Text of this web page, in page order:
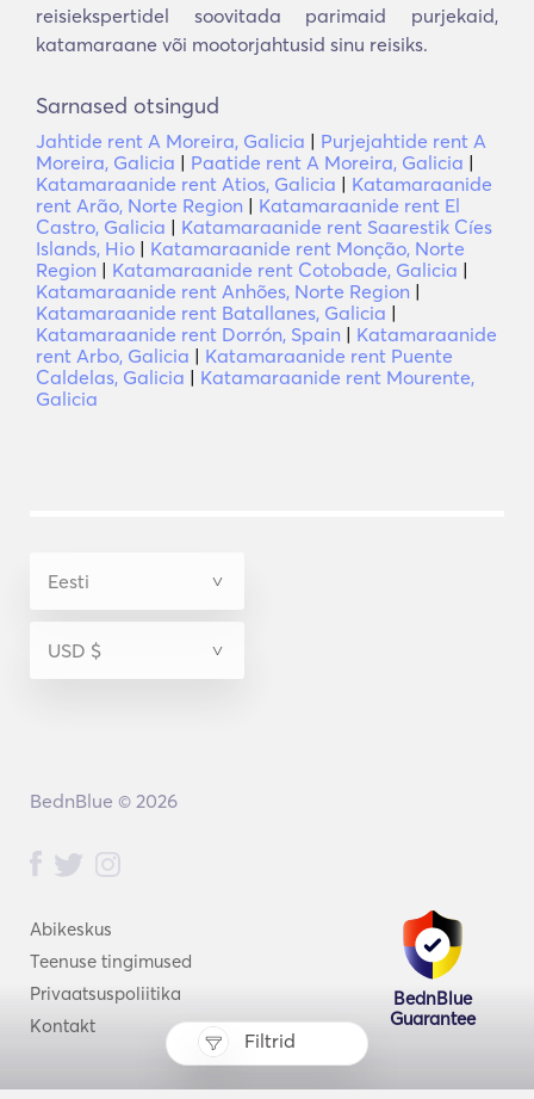
Filtrid
reisiekspertidel soovitada parimaid purjekaid,
katamaraane või mootorjahtusid sinu reisiks.
Sarnased otsingud
Jahtide rent A Moreira, Galicia | Purjejahtide rent A
Moreira, Galicia | Paatide rent A Moreira, Galicia |
Katamaraanide rent Atios, Galicia | Katamaraanide
rent Arão, Norte Region | Katamaraanide rent El
Castro, Galicia | Katamaraanide rent Saarestik Cíes
Islands, Hio | Katamaraanide rent Monção, Norte
Region | Katamaraanide rent Cotobade, Galicia |
Katamaraanide rent Anhões, Norte Region |
Katamaraanide rent Batallanes, Galicia |
Katamaraanide rent Dorrón, Spain | Katamaraanide
rent Arbo, Galicia | Katamaraanide rent Puente
Caldelas, Galicia | Katamaraanide rent Mourente,
Galicia
Abikeskus
Teenuse tingimused
Privaatsuspoliitika
Kontakt
BednBlue
Guarantee
BednBlue © 2026